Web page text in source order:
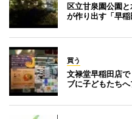
区立甘泉園公園
が作り出す「早稲
買う
文禄堂早稲田店
ブに子どもたちへ